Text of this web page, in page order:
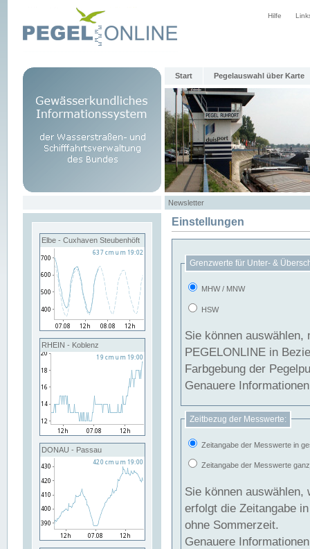
Hilfe
Start Pegelauswahl über Karte
Newsletter
Elbe - Cuxhaven Steubenhöft
RHEIN - Koblenz
DONAU - Passau
Einstellungen
Grenzwerte für Unter- &
MHW / MNW
HSW
Sie können
PEGELONLINE in Beziehung
Farbgebung der
Genauere
Zeitbezug der Messwerte:
Zeitangabe der Messwerte in
Zeitangabe der Messwerte
Sie können auswählen,
erfolgt die Zeitangabe
ohne Sommerzeit.
Genauere